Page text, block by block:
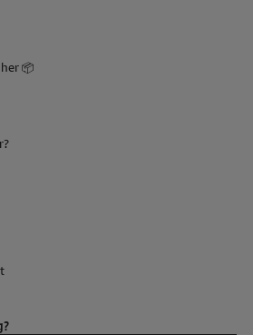
📦